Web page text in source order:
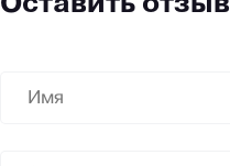
Оставить отзыв